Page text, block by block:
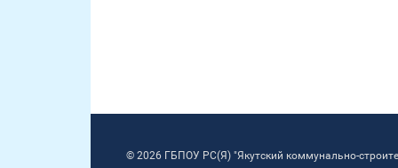
© 2026 ГБПОУ РС(Я) "Якутский коммунально-